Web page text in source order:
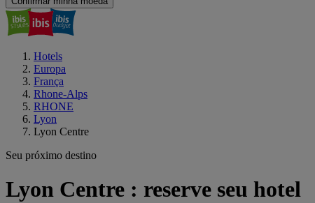
Hotels
Europa
França
Rhone-Alps
RHONE
Lyon
Lyon Centre
Seu próximo destino
Lyon Centre : reserve seu hotel